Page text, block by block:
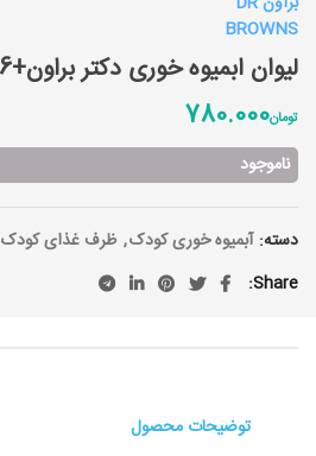
لیوان ابمیوه خوری دکتر براون+6ماه Dr brown
تومان780.000
ناموجود
دسته: آبمیوه خوری کودک, ظرف غذای کودک
Share
توضیحات محصول